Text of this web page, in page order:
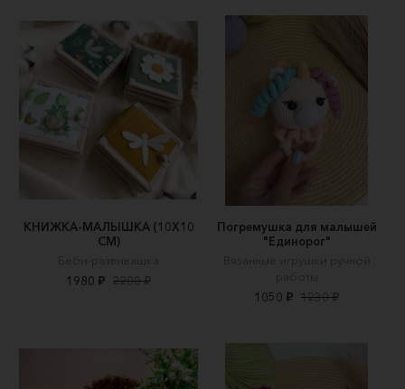
КНИЖКА-МАЛЫШКА (10Х10
СМ)
Беби-развивашка
1980 ₽ 2200 ₽
Погремушка для малышей
"Единорог"
Вязанные игрушки ручной
работы
1050 ₽ 1230 ₽